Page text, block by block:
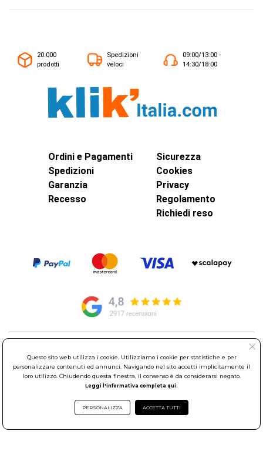
20.000
prodotti
Spedizioni
veloci
09:00/13:00 -
14:30/18:00
Ordini e Pagamenti
Spedizioni
Garanzia
Recesso
Sicurezza
Cookies
Privacy
Regolamento
Richiedi reso
00015 Monterotondo Scalo (RM)
Partita Iva: 01586761007 - Codice Fiscale: 06634500588 Capitale
Sociale 1.600.000,00 Euro i.v. Iscritto al Registro delle Imprese di
Sede Operativa: Via Leonardo da Vinci, 40 - 00015 Monterotondo
Scalo (RM) - Telefono:06.90095358
Questo sito web utilizza i cookie. Utilizziamo i cookie per statistiche e per
personalizzare contenuti ed annunci. Navigando nel sito accetti implicitamente il
loro utilizzo. Chiudendo questa finestra, il consenso è da considerarsi negato.
Leggi l'informativa completa qui.
PERSONALIZZA ACCETTA TUTTI